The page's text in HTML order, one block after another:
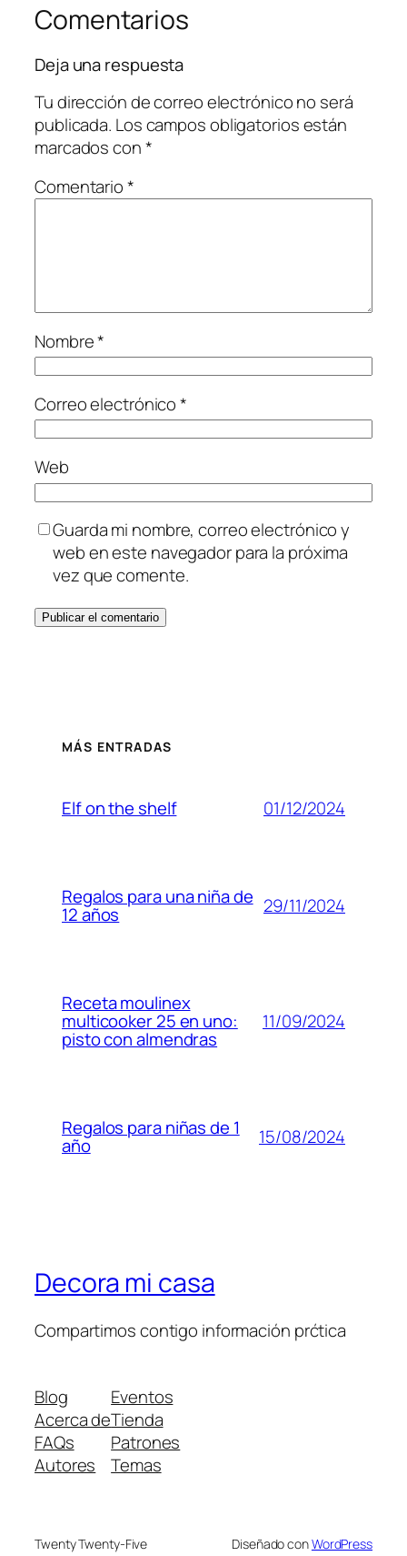
Comentarios
Deja una respuesta
Tu dirección de correo electrónico no será
publicada. Los campos obligatorios están
marcados con*
Comentario*
Nombre*
Correo electrónico*
Web
Guarda mi nombre, correo electrónico y
web en este navegador para la próxima
vez que comente.
MÁS ENTRADAS
Elf on the shelf 01/12/2024
Regalos para una niña de
12 años 29/11/2024
Receta moulinex
multicooker 25 en uno:
pisto con almendras
11/09/2024
Regalos para niñas de 1
año 15/08/2024
Decora mi casa
Compartimos contigo información prćtica
Blog
Acerca de
FAQs
Autores
Eventos
Tienda
Patrones
Temas
Twenty Twenty-Five Diseñado conWordPress